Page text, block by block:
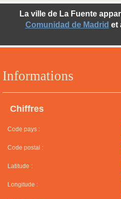
Informations
Chiffres
Code pays :
Code postal :
Latitude :
Longitude :
La ville de La Fuente
Comunidad de Madrid et